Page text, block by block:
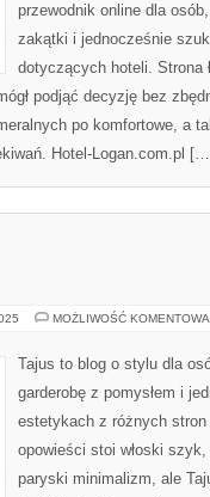
przewodnik online dla
zakątki i jednocześnie
dotyczących hoteli. Strona
podjąć decyzję bez
po komfortowe, a
Hotel-Logan.com.pl
MOŻLIWOŚĆ
Tajus to blog o stylu dla
garderobę z pomysłem i
estetykach z różnych
opowieści stoi włoski
paryski minimalizm, ale